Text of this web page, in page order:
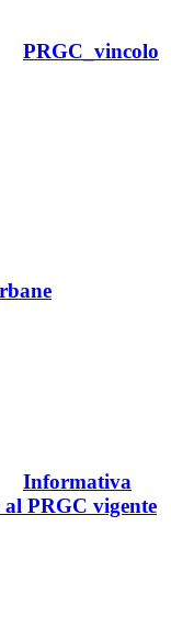
PRGC_vincolo
Informativa
PRGC vigente